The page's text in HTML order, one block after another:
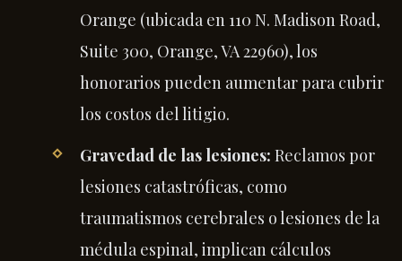
Orange (ubicada en 110 N. Madison Road,
Suite 300, Orange, VA 22960), los
honorarios pueden aumentar para cubrir
los costos del litigio.
Gravedad de las lesiones: Reclamos por
lesiones catastróficas, como
traumatismos cerebrales o lesiones de la
médula espinal, implican cálculos